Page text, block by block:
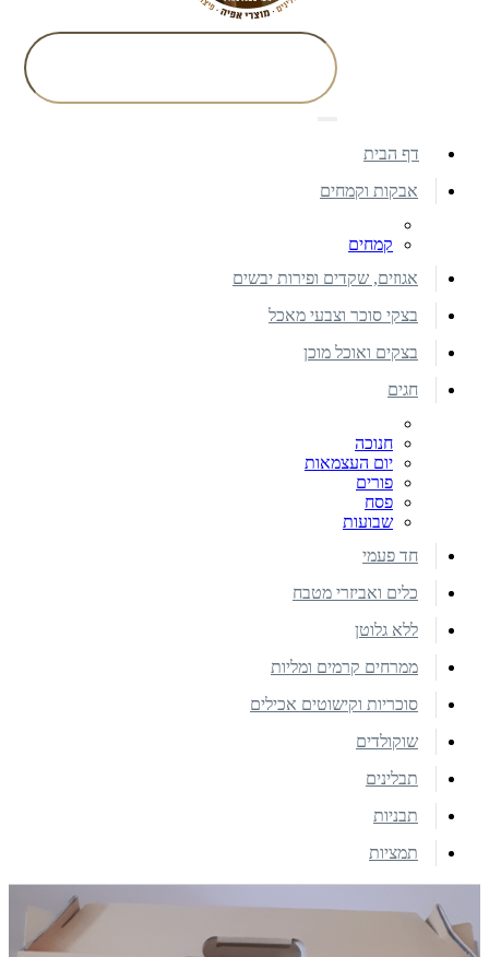
דף הבית
אבקות וקמחים
קמחים
אגוזים, שקדים ופירות יבשים
בצקי סוכר וצבעי מאכל
בצקים ואוכל מוכן
חגים
חנוכה
יום העצמאות
פורים
פסח
שבועות
חד פעמי
כלים ואביזרי מטבח
ללא גלוטן
ממרחים קרמים ומליות
סוכריות וקישוטים אכילים
שוקולדים
תבלינים
תבניות
תמציות